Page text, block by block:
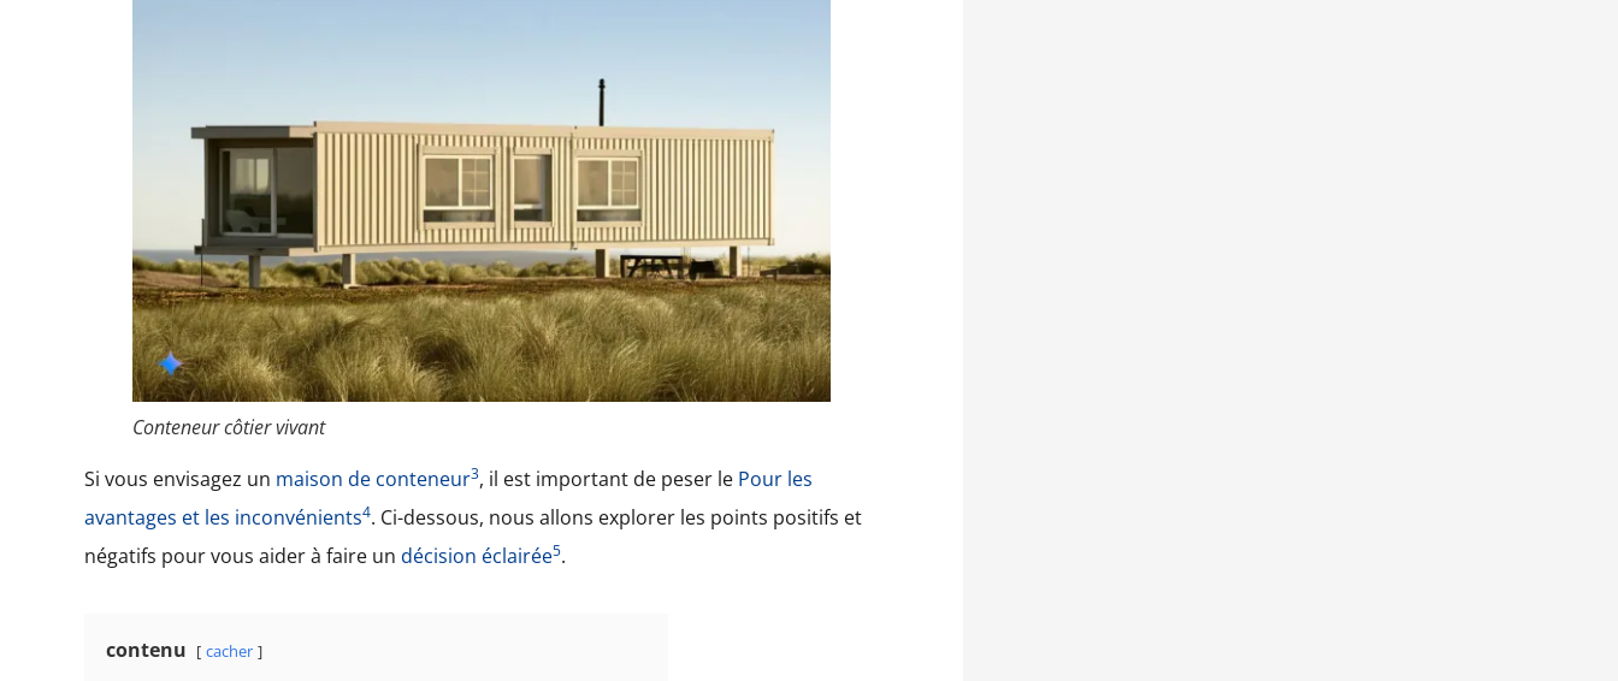
Conteneur côtier vivant
Si vous envisagez un maison de conteneur3, il est important de peser le Pour les
avantages et les inconvénients4. Ci-dessous, nous allons explorer les points positifs et
négatifs pour vous aider à faire un décision éclairée5.
contenu cacher